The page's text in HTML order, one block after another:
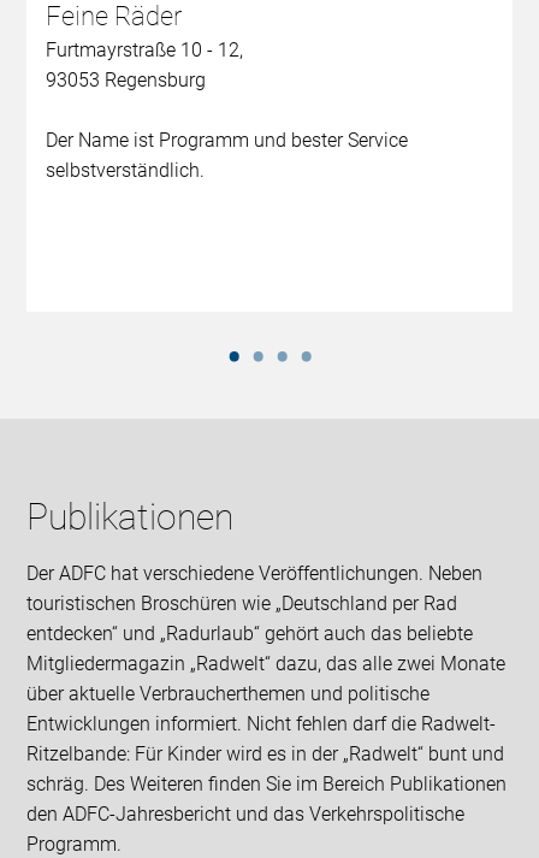
Feine Räder
Furtmayrstraße 10 - 12,
93053 Regensburg
Der Name ist Programm und bester Service
selbstverständlich.
Publikationen
Der ADFC hat verschiedene Veröffentlichungen. Neben
touristischen Broschüren wie „Deutschland per Rad
entdecken“ und „Radurlaub“ gehört auch das beliebte
Mitgliedermagazin „Radwelt“ dazu, das alle zwei Monate
über aktuelle Verbraucherthemen und politische
Entwicklungen informiert. Nicht fehlen darf die Radwelt-
Ritzelbande: Für Kinder wird es in der „Radwelt“ bunt und
schräg. Des Weiteren finden Sie im Bereich Publikationen
den ADFC-Jahresbericht und das Verkehrspolitische
Programm.